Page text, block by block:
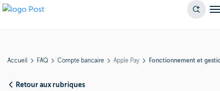
Accueil FAQ Compte bancaire Apple Pay Fonctionnement et
Retour aux rubriques